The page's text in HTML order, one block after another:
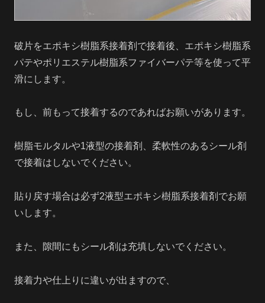
破片をエポキシ樹脂系接着剤で接着後、エポキシ樹脂系
パテやポリエステル樹脂系ファイバーパテ等を使って平
滑にします。
もし、前もって接着するのであればお願いがあります。
樹脂モルタルや1液型の接着剤、柔軟性のあるシール剤
で接着はしないでください。
貼り戻す場合は必ず2液型エポキシ樹脂系接着剤でお願
いします。
また、隙間にもシール剤は充填しないでください。
接着力や仕上りに違いが出ますので、